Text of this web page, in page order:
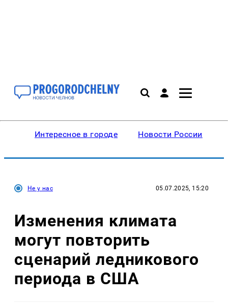
Интересное в городе Новости России
Не у нас 05.07.2025, 15:20
Изменения климата
могут повторить
сценарий ледникового
периода в США